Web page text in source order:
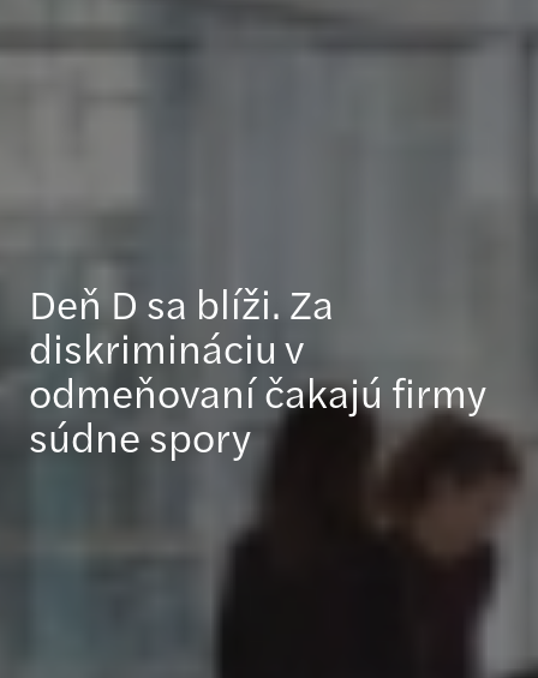
Deň D sa blíži. Za
diskrimináciu v
odmeňovaní čakajú firmy
súdne spory